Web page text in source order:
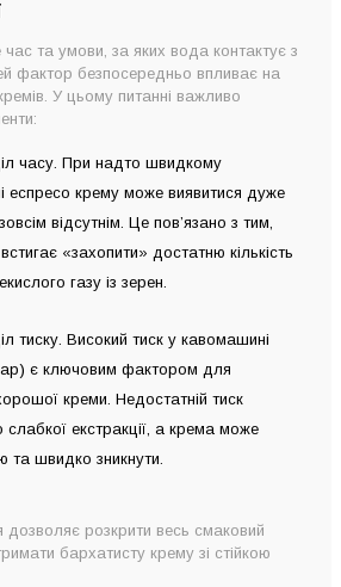
час та умови, за яких вода контактує з
фактор безпосередньо впливає на
У цьому питанні важливо
часу. При надто швидкому
еспресо крему може виявитися дуже
відсутнім. Це пов’язано з тим,
«захопити» достатню кількість
газу із зерен.
тиску. Високий тиск у кавомашині
є ключовим фактором для
креми. Недостатній тиск
екстракції, а крема може
та швидко зникнути.
дозволяє розкрити весь смаковий
бархатисту крему зі стійкою